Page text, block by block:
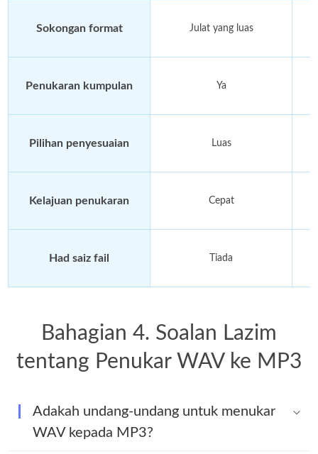
Sokongan format Julat yang luas
Penukaran kumpulan Ya
Pilihan penyesuaian Luas
Kelajuan penukaran Cepat
Had saiz fail Tiada
Bahagian 4. Soalan Lazim
tentang Penukar WAV ke MP3
Adakah undang-undang untuk menukar
WAV kepada MP3?